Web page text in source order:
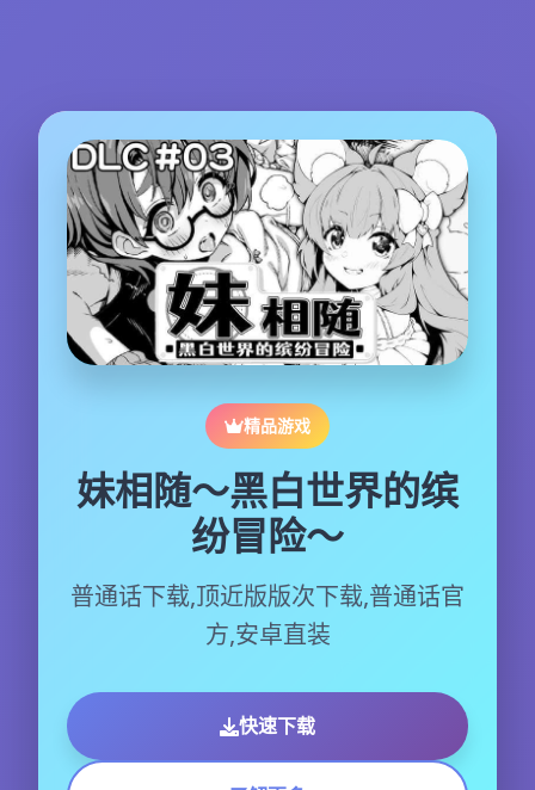
精品游戏
妹相随～黑白世界的缤
纷冒险～
普通话下载,顶近版版次下载,普通话官
方,安卓直装
快速下载